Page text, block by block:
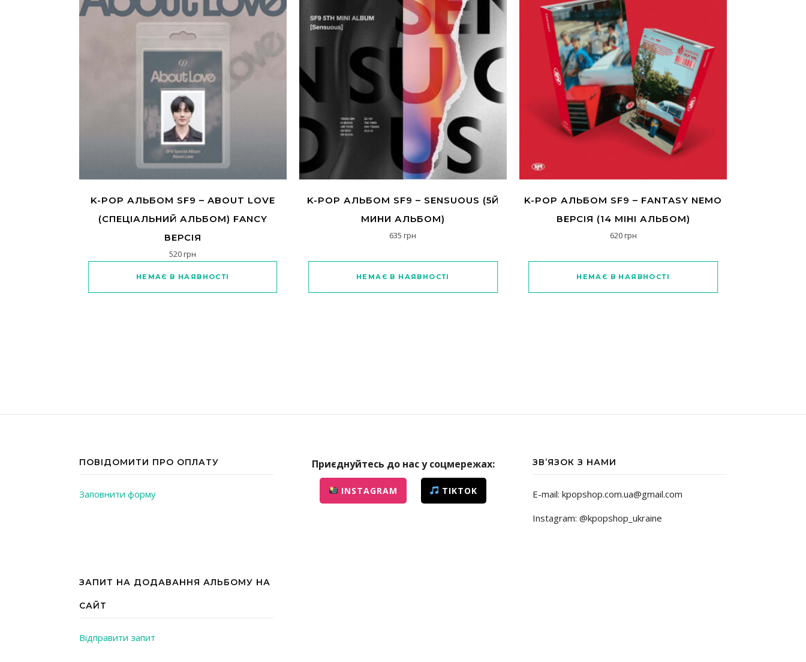
K-POP АЛЬБОМ SF9 – ABOUT LOVE
(СПЕЦІАЛЬНИЙ АЛЬБОМ) FANCY
ВЕРСІЯ
520грн
НЕМАЄ В НАЯВНОСТІ
K-POP АЛЬБОМ SF9 – SENSUOUS (5Й
МИНИ АЛЬБОМ)
635грн
НЕМАЄ В НАЯВНОСТІ
K-POP АЛЬБОМ SF9 – FANTASY NEMO
ВЕРСІЯ (14 МІНІ АЛЬБОМ)
620грн
НЕМАЄ В НАЯВНОСТІ
ПОВІДОМИТИ ПРО ОПЛАТУ
Заповнити форму
Приєднуйтесь до нас у соцмережах:
INSTAGRAM TIKTOK
ЗВ’ЯЗОК З НАМИ
E-mail: kpopshop.com.ua@gmail.com
Instagram: @kpopshop_ukraine
ЗАПИТ НА ДОДАВАННЯ АЛЬБОМУ НА
САЙТ
Відправити запит